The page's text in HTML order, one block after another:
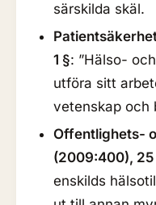
särskilda skäl.
1 §: ”Hälso-
utföra sitt
vetenskap och
Offentlighets-
(2009:400), 25
enskilds